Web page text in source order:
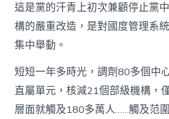
這是黨的汗青上初次兼顧停止黨
構的嚴重改造，是對國度管理系
集中舉動。
短短一年多時光，調劑80多個中
直屬單元，核減21個部級機構，
層面就觸及180多萬人……觸及范